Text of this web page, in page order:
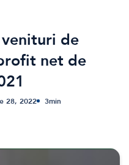
Pensie & taxe
Up
de
net de
28, 2022 3min